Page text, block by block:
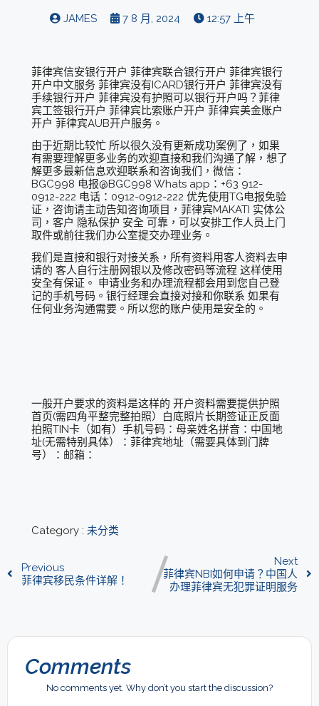
JAMES 7 8 月, 2024 12:57 上午
菲律宾信安银行开户 菲律宾联合银行开户 菲律宾银行
开户中文服务 菲律宾没有ICARD银行开户 菲律宾没有
手续银行开户 菲律宾没有护照可以银行开户吗？菲律
宾工签银行开户 菲律宾比索账户开户 菲律宾美金账户
开户 菲律宾AUB开户服务。
由于近期比较忙 所以很久没有更新成功案例了，如果
有需要理解更多业务的欢迎直接和我们沟通了解，想了
解更多最新信息欢迎联系和咨询我们，微信：
BGC998 电报@BGC998 Whats app：+63 912-
0912-222 电话：0912-0912-222 优先使用TG电报免验
证，咨询请主动告知咨询项目，菲律宾MAKATI 实体公
司，客户 隐私保护 安全 可靠，可以安排工作人员上门
取件或前往我们办公室提交办理业务。
我们是直接和银行对接关系，所有资料用客人资料去申
请的 客人自行注册网银以及修改密码等流程 这样使用
安全有保证。 申请业务和办理流程都会用到您自己登
记的手机号码。银行经理会直接对接和你联系 如果有
任何业务沟通需要。所以您的账户使用是安全的。
一般开户要求的资料是这样的 开户资料需要提供护照
首页(需四角平整完整拍照）白底照片长期签证正反面
拍照TIN卡（如有）手机号码：母亲姓名拼音：中国地
址(无需特别具体）：菲律宾地址（需要具体到门牌
号）：邮箱：
Category : 未分类
Previous
菲律宾移民条件详解！
Next
菲律宾NBI如何申请？中国人
办理菲律宾无犯罪证明服务
Comments
No comments yet. Why don’t you start the discussion?